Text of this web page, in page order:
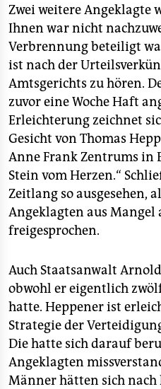
Zwei weitere Angeklagte
Ihnen war nicht
Verbrennung beteiligt
ist nach der
Amtsgerichts zu hören.
zuvor eine Woche Haft
Erleichterung zeichnet
Gesicht von Thomas
Anne Frank Zentrums in
Stein vom Herzen.“
Zeitlang so ausgesehen,
Angeklagten aus Mangel
freigesprochen.
Auch Staatsanwalt
obwohl er eigentlich
hatte. Heppener ist
Strategie der
Die hatte sich darauf
Angeklagten
Männer hätten sich